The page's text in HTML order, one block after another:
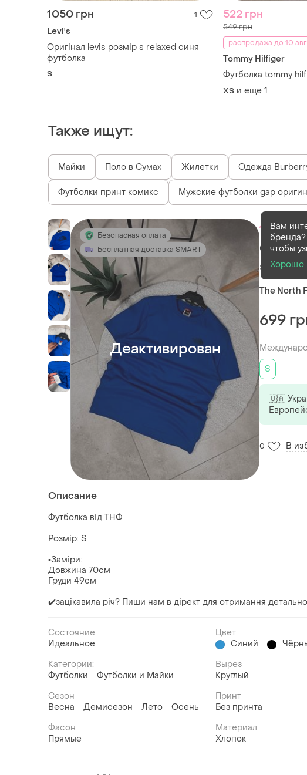
1050 грн 1
Levi's
Оригінал levis розмір s relaxed синя
футболка
S
522 грн
549 грн
распродажа до 10 авг.
Tommy Hilfiger
Футболка tommy
XS и еще 1
Также ищут:
Майки Поло в Сумах Жилетки Одежда
Футболки принт комикс Мужские футболки gap
Безопасная оплата
Бесплатная доставка SMART
Деактивирован
s
The North
Вам
чтобы
Хорошо
699
S
🇺🇦
0 В
Описание
Футболка від ТНФ
Розмір: S
▪️Заміри:
Довжина 70см
Груди 49см
✔️зацікавила річ? Пиши нам в дірект для отримання
Состояние:
Идеальное
Цвет:
Синий
Категории:
Футболки
Футболки и Майки
Вырез
Круглый
Сезон
Весна
Демисезон Лето Осень
Принт
Без принта
Фасон
Прямые
Материал
Хлопок